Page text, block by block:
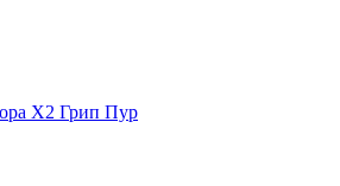
X2 Грип Пур